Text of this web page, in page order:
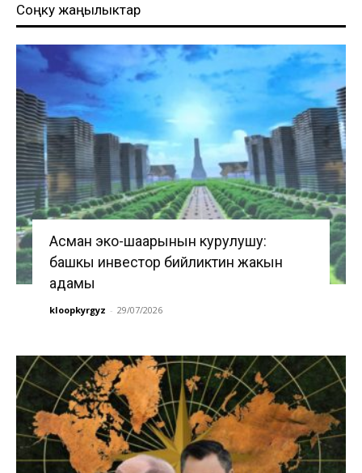
Соңку жаңылыктар
Асман эко-шаарынын курулушу:
башкы инвестор бийликтин жакын
адамы
kloopkyrgyz - 29/07/2026